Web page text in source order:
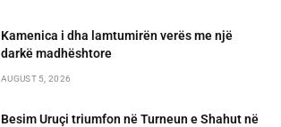
Kamenica i dha lamtumirën verës me një
darkë madhështore
AUGUST 5, 2026
Besim Uruçi triumfon në Turneun e Shahut në